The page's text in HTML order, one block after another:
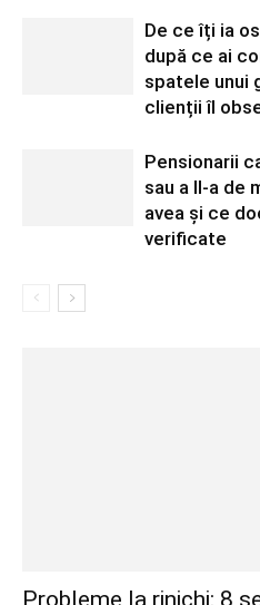
De ce îți ia
după ce ai
spatele unui
clienții îl
Pensionarii
sau a II-a de
avea și ce
verificate